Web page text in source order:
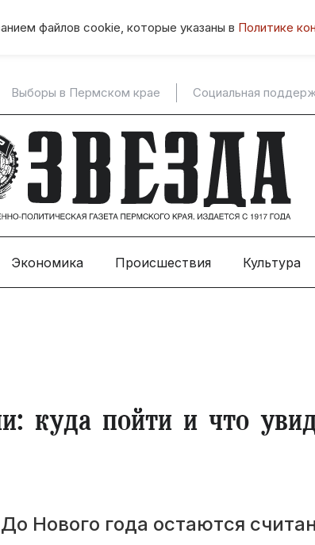
файлов cookie, которые указаны в Политике
Выборы в Пермском крае Социальная
Экономика Происшествия Культура
куда пойти и что
До Нового года остаются